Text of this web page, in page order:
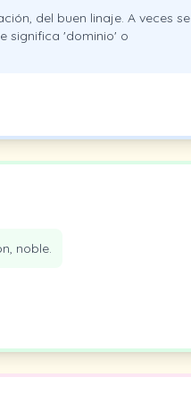
del buen linaje. A veces se
significa 'dominio' o
noble.